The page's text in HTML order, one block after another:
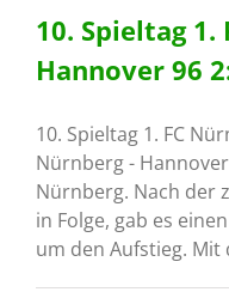
10. Spieltag 1.
Hannover 96
10. Spieltag 1. FC
Nürnberg -
Nürnberg. Nach der
in Folge, gab es
um den Aufstieg. Mit